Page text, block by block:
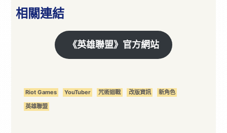
相關連結
《英雄聯盟》官方網站
Riot Games YouTuber 咒術迴戰 改版資訊
新角色
英雄聯盟